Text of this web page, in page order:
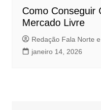
Como Conseguir
Mercado Livre
Redação Fala Norte
janeiro 14, 2026